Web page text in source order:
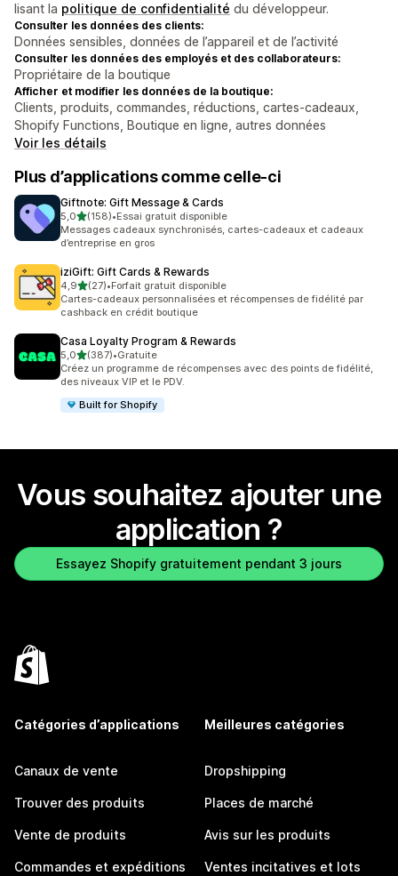
lisant la politique de confidentialité du développeur.
Consulter les données des clients:
Données sensibles, données de l’appareil et de l’activité
Consulter les données des employés et des collaborateurs:
Propriétaire de la boutique
Afficher et modifier les données de la boutique:
Clients, produits, commandes, réductions, cartes-cadeaux,
Shopify Functions, Boutique en ligne, autres données
Voir les détails
Plus d’applications comme celle-ci
Giftnote: Gift Message & Cards
5,0étoile(s) sur 5
(158)
158 avis au total
•Essai gratuit disponible
Messages cadeaux synchronisés, cartes-cadeaux et cadeaux
d’entreprise en gros
iziGift: Gift Cards & Rewards
4,9étoile(s) sur 5
(27)
27 avis au total
•Forfait gratuit disponible
Cartes-cadeaux personnalisées et récompenses de fidélité par
cashback en crédit boutique
Casa Loyalty Program & Rewards
5,0étoile(s) sur 5
(387)
387 avis au total
•Gratuite
Créez un programme de récompenses avec des points de fidélité,
des niveaux VIP et le PDV.
Built for Shopify
Vous souhaitez ajouter une
application ?
Essayez Shopify gratuitement pendant 3 jours
Catégories d’applications
Canaux de vente
Trouver des produits
Vente de produits
Commandes et expéditions
Meilleures catégories
Dropshipping
Places de marché
Avis sur les produits
Ventes incitatives et lots